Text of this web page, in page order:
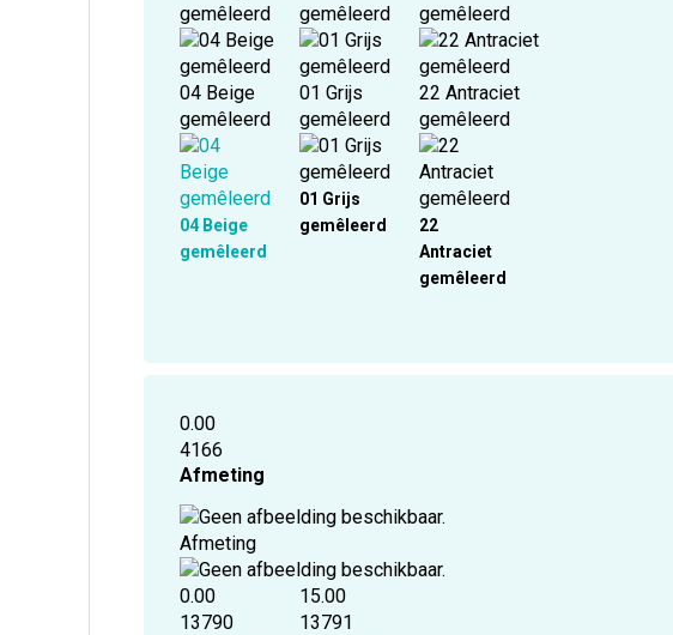
gemêleerd
04 Beige
gemêleerd
04 Beige
gemêleerd
gemêleerd
01 Grijs
gemêleerd
01 Grijs
gemêleerd
gemêleerd
22 Antraciet
gemêleerd
22
Antraciet
gemêleerd
0.00
4166
Afmeting
Afmeting
0.00
13790
15.00
13791